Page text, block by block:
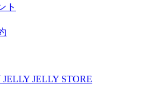
ト
JELLY STORE